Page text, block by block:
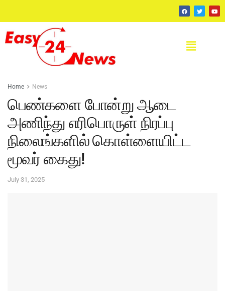
Home News
பெண்களை போன்று ஆடை
அணிந்து எரிபொருள் நிரப்பு
நிலைங்களில் கொள்ளையிட்ட
மூவர் கைது!
July 31, 2025